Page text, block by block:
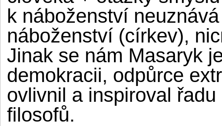
k náboženství
náboženství (církev),
Jinak se nám Masaryk
demokracii, odpůrce
ovlivnil a inspiroval
filosofů.